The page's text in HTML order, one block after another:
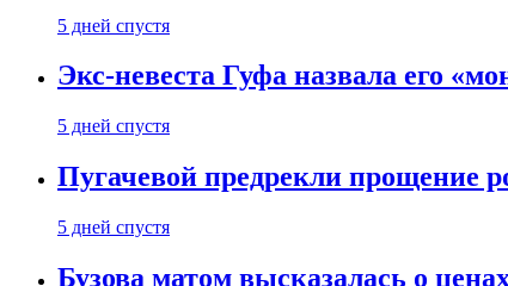
5 дней спустя
Экс-невеста Гуфа назвала его
5 дней спустя
Пугачевой предрекли прощение
5 дней спустя
Бузова матом высказалась о